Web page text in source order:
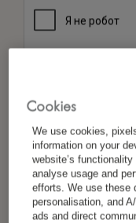
Cookies
We use cookies,
information on your
website’s
analyse usage and
efforts. We use these
personalisation, and
ads and direct